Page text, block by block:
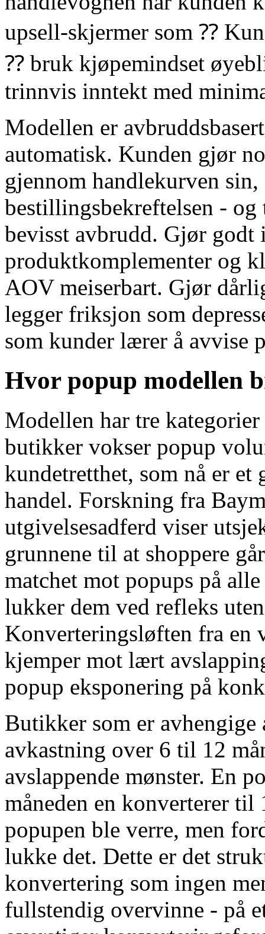
upsell-skjermer som ⁇
⁇ bruk kjøpemindset
trinnvis inntekt med
Modellen er
automatisk. Kunden gjør
gjennom handlekurven
bestillingsbekreftelsen -
bevisst avbrudd. Gjør godt
produktkomplementer og
AOV meiserbart. Gjør
legger friksjon som
som kunder lærer å avvise
Hvor popup modellen
Modellen har tre
butikker vokser popup
kundetretthet, som nå er
handel. Forskning fra
utgivelsesadferd viser
grunnene til at shoppere
matchet mot popups på
lukker dem ved refleks
Konverteringsløften fra en
kjemper mot lært
popup eksponering på
Butikker som er avhengige
avkastning over 6 til 12
avslappende mønster. En
måneden en konverterer
popupen ble verre, men
lukke det. Dette er det
konvertering som ingen
fullstendig overvinne - på